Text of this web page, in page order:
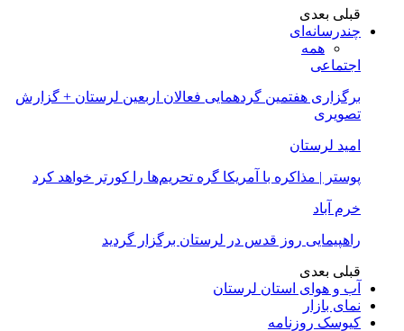
قبلی بعدی
چندرسانه‌ای
همه
اجتماعی
برگزاری هفتمین گردهمایی فعالان اربعین لرستان + گزارش
تصویری
امید لرستان
پوستر | مذاکره با آمریکا گره تحریم‌ها را کورتر خواهد کرد
خرم آباد
راهپیمایی روز قدس در لرستان برگزار گردید
قبلی بعدی
آب و هوای استان لرستان
نمای بازار
کیوسک روزنامه